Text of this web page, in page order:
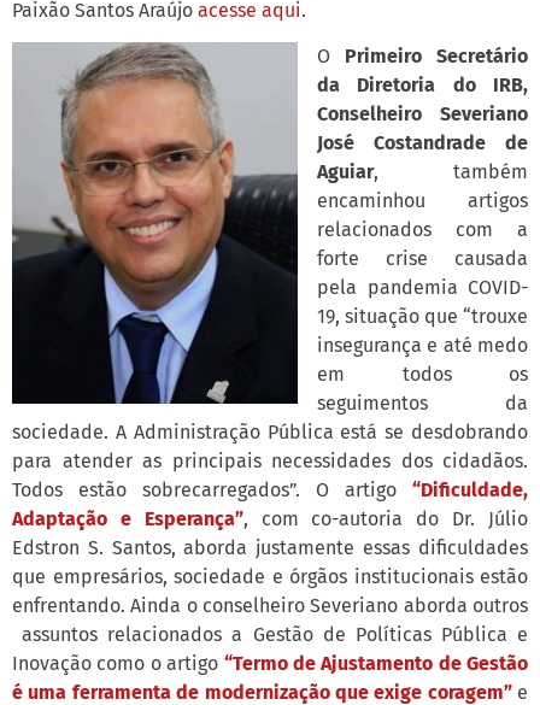
Paixão Santos Araújo acesse aqui.
O Primeiro
Secretário
da Diretoria do IRB,
Conselheiro Severiano
José Costandrade de
Aguiar, também
encaminhou artigos
relacionados com a
forte crise causada
pela pandemia COVID-
19, situação que “trouxe
insegurança e até medo
em todos os
seguimentos da
sociedade. A Administração Pública está se desdobrando
para atender as principais necessidades dos cidadãos.
Todos estão sobrecarregados”. O artigo “Dificuldade,
Adaptação e Esperança”, com co-autoria do Dr. Júlio
Edstron S. Santos, aborda justamente essas dificuldades
que empresários, sociedade e órgãos institucionais estão
enfrentando. Ainda o conselheiro Severiano aborda outros
assuntos relacionados a Gestão de Políticas Pública e
Inovação como o artigo “Termo de Ajustamento de Gestão
é uma ferramenta de modernização que exige coragem”e